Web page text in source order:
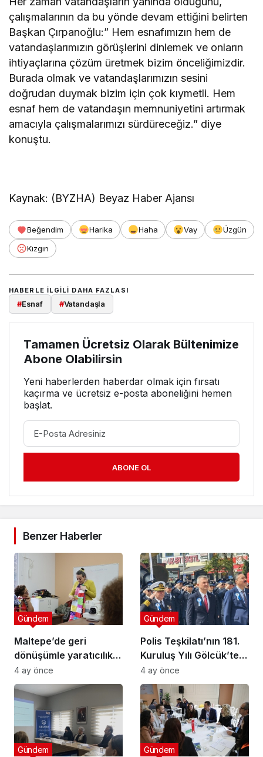
çalışmalarının da bu yönde devam ettiğini belirten
Başkan Çırpanoğlu:” Hem esnafımızın hem de
vatandaşlarımızın görüşlerini dinlemek ve onların
ihtiyaçlarına çözüm üretmek bizim önceliğimizdir.
Burada olmak ve vatandaşlarımızın sesini
doğrudan duymak bizim için çok kıymetli. Hem
esnaf hem de vatandaşın memnuniyetini artırmak
amacıyla çalışmalarımızı sürdüreceğiz.” diye
konuştu.
Kaynak: (BYZHA) Beyaz Haber Ajansı
Beğendim Harika Haha Vay
Üzgün
Kızgın
HABERLE ILGILI DAHA FAZLASI
#Esnaf #Vatandaşla
Tamamen Ücretsiz Olarak Bültenimize
Abone Olabilirsin
Yeni haberlerden haberdar olmak için fırsatı
kaçırma ve ücretsiz e-posta aboneliğini hemen
başlat.
ABONE OL
Benzer Haberler
Maltepe’de geri
dönüşümle yaratıcılık
buluştu
Gündem
4 ay önce
Polis Teşkilatı’nın 181.
Kuruluş Yılı Gölcük’te
Törenle Kutlandı
Gündem
4 ay önce
Gündem Gündem